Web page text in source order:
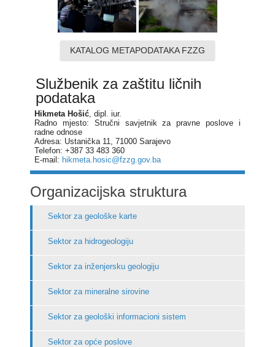
KATALOG METAPODATAKA FZZG
Službenik za zaštitu ličnih
podataka
Hikmeta Hošić, dipl. iur.
Radno mjesto: Stručni savjetnik za pravne poslove i
radne odnose
Adresa: Ustanička 11, 71000 Sarajevo
Telefon: +387 33 483 360
E-mail: hikmeta.hosic@fzzg.gov.ba
Organizacijska struktura
Sektor za geološke karte
Sektor za hidrogeologiju
Sektor za inženjersku geologiju
Sektor za mineralne sirovine
Sektor za geološki informacioni sistem
Sektor za opće poslove